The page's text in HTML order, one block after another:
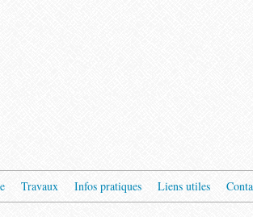
Travaux Infos pratiques Liens utiles